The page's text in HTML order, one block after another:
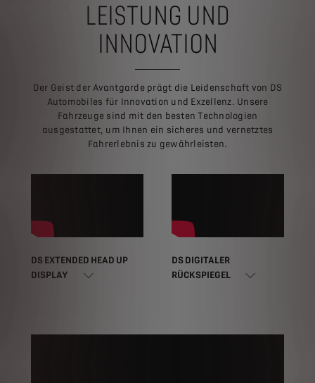
LEISTUNG UND
INNOVATION
Der Geist der Avantgarde prägt die Leidenschaft von DS
Automobiles für Innovation und Exzellenz. Unsere
Fahrzeuge sind mit den besten Technologien
ausgestattet, um Ihnen ein sicheres und vernetztes
Fahrerlebnis zu gewährleisten.
DS EXTENDED HEAD UP
DISPLAY
DS DIGITALER
RÜCKSPIEGEL